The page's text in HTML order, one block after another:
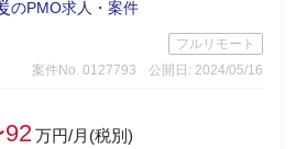
のPMO求人・案件
フルリモート
案件No. 0127793
公開日: 2024/05/16
92万円/月(税別)